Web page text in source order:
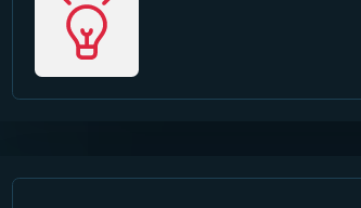
ACERCA DE